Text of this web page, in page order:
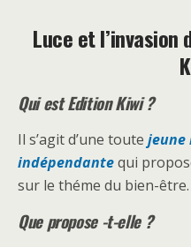
Luce et l’invasion
Qui est Edition Kiwi ?
Il s’agit d’une toute jeune
indépendantequi
sur le théme du bien-être.
Que propose -t-elle ?